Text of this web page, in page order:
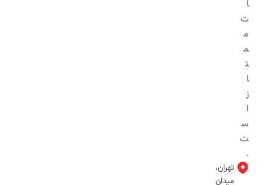
ا
ت
م
م
ت
ا
ز
ا
س
ت
.
تهران،
میدان